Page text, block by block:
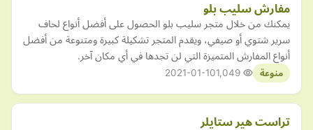
مفارش سليب بلو
يمكنك من خلال متجر سليب بلو الحصول على أفضل أنواع لحاف
سرير شتوي أو صيفي، ويقدم المتجر تشكيلة كبيرة ومتنوعة من أفضل
أنواع المفارش المتميزة التي لن تجدها في أي مكان آخر.
منوعة 2021-01-10
تراست هير ستايلر